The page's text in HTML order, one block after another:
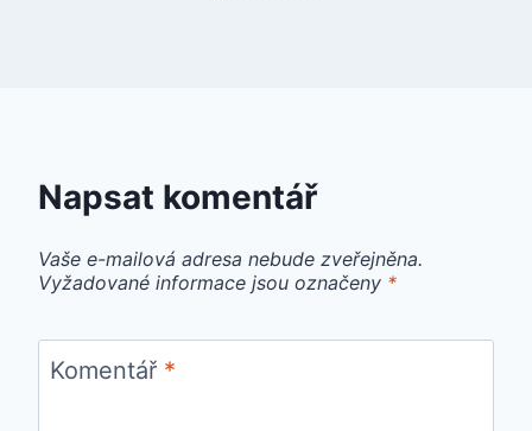
Napsat komentář
Vaše e-mailová adresa nebude zveřejněna.
Vyžadované informace jsou označeny *
Komentář *